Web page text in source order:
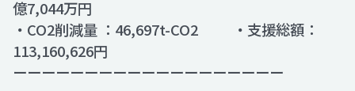
億7,044万円
・CO2削減量 ：46,697t-CO2 ・支援総額：
113,160,626円
ーーーーーーーーーーーーーーーーーーー